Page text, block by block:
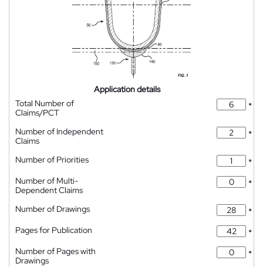
Application details
Total Number of
Claims/PCT
*
Number of Independent
Claims
*
Number of Priorities
*
Number of Multi-
Dependent Claims
*
Number of Drawings
*
Pages for Publication
*
Number of Pages with
Drawings
*